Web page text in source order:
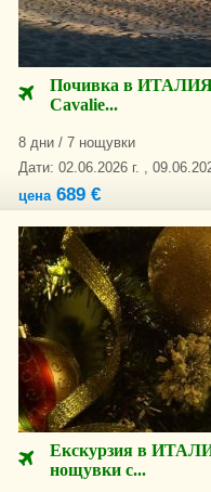
Почивка в ИТАЛИЯ
Cavalie...
8 дни / 7 нощувки
Дати: 02.06.2026 г. ,
цена689 €
Екскурзия в
нощувки с...